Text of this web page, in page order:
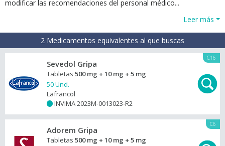
modificar las recomendaciones del personal médico...
Leer más
2 Medicamentos equivalentes al que buscas
C16
Sevedol Gripa
Tabletas 500 mg + 10 mg + 5 mg
50 Und.
Lafrancol
INVIMA 2023M-0013023-R2
C6
Adorem Gripa
Tabletas 500 mg + 10 mg + 5 mg